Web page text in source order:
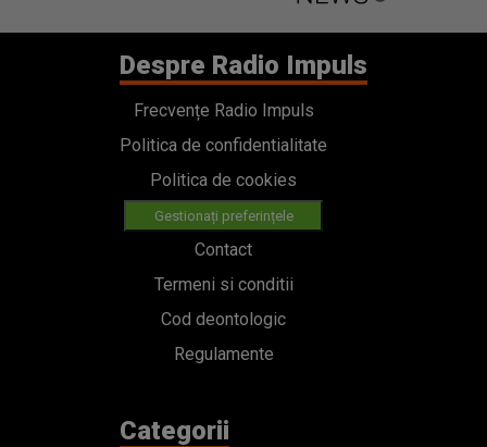
Despre Radio Impuls
Frecvențe Radio Impuls
Politica de confidentialitate
Politica de cookies
Gestionați preferințele
Contact
Termeni si conditii
Cod deontologic
Regulamente
Categorii